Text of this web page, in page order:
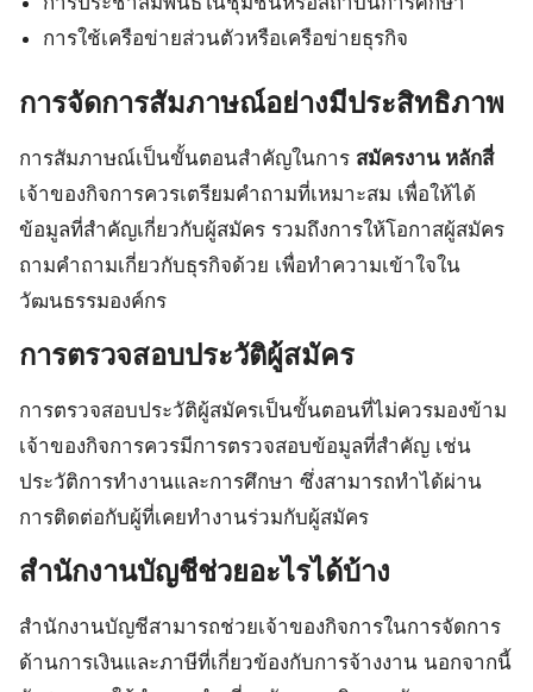
การใช้เครือข่ายส่วนตัวหรือเครือข่ายธุรกิจ
การจัดการสัมภาษณ์อย่างมีประสิทธิภาพ
การสัมภาษณ์เป็นขั้นตอนสำคัญในการ สมัครงาน หลักสี่
เจ้าของกิจการควรเตรียมคำถามที่เหมาะสม เพื่อให้ได้
ข้อมูลที่สำคัญเกี่ยวกับผู้สมัคร รวมถึงการให้โอกาสผู้สมัคร
ถามคำถามเกี่ยวกับธุรกิจด้วย เพื่อทำความเข้าใจใน
วัฒนธรรมองค์กร
การตรวจสอบประวัติผู้สมัคร
การตรวจสอบประวัติผู้สมัครเป็นขั้นตอนที่ไม่ควรมองข้าม
เจ้าของกิจการควรมีการตรวจสอบข้อมูลที่สำคัญ เช่น
ประวัติการทำงานและการศึกษา ซึ่งสามารถทำได้ผ่าน
การติดต่อกับผู้ที่เคยทำงานร่วมกับผู้สมัคร
สำนักงานบัญชีช่วยอะไรได้บ้าง
สำนักงานบัญชีสามารถช่วยเจ้าของกิจการในการจัดการ
ด้านการเงินและภาษีที่เกี่ยวข้องกับการจ้างงาน นอกจากนี้